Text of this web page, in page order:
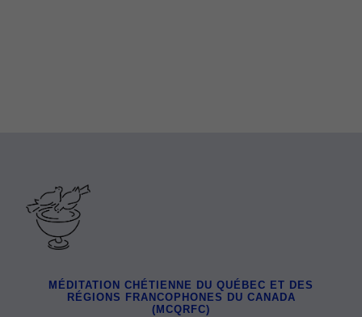
MÉDITATION CHÉTIENNE DU QUÉBEC ET DES
RÉGIONS FRANCOPHONES DU CANADA
(MCQRFC)